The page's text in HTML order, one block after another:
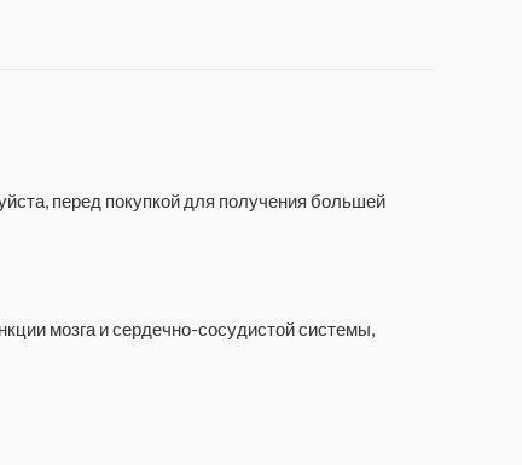
перед покупкой для получения большей
мозга и сердечно-сосудистой системы,